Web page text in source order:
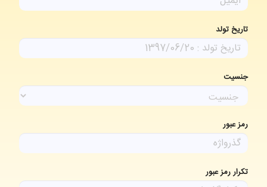
تاریخ تولد
جنسیت
رمز عبور
تکرار رمز عبور